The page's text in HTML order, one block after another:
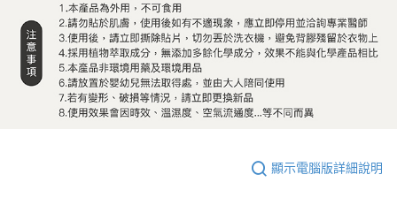
顯示電腦版詳細說明